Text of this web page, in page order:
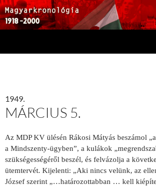
1949.
MÁRCIUS 5.
Az MDP KV ülésén Rákosi Mátyás beszámol
a Mindszenty-ügyben”, a kulákok
szükségességéről beszél, és felvázolja a
ütemtervét. Kijelenti: „Aki nincs velünk, az
József szerint „…határozottabban … kell